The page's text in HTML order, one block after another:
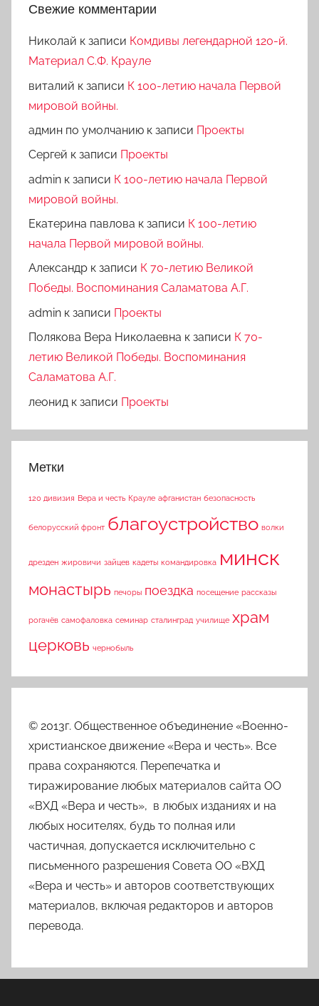
Свежие комментарии
Николай к записи Комдивы легендарной 120-й.
Материал С.Ф. Крауле
виталий к записи К 100-летию начала Первой
мировой войны.
админ по умолчанию к записи Проекты
Сергей к записи Проекты
admin к записи К 100-летию начала Первой
мировой войны.
Екатерина павлова к записи К 100-летию
начала Первой мировой войны.
Александр к записи К 70-летию Великой
Победы. Воспоминания Саламатова А.Г.
admin к записи Проекты
Полякова Вера Николаевна к записи К 70-
летию Великой Победы. Воспоминания
Саламатова А.Г.
леонид к записи Проекты
Метки
120 дивизия Вера и честь Крауле афганистан безопасность
белорусский фронт благоустройство волки
дрезден жировичи зайцев кадеты командировка минск
монастырь печоры поездка посещение рассказы
рогачёв самофаловка семинар сталинград училище храм
церковь чернобыль
© 2013г. Общественное объединение «Военно-
христианское движение «Вера и честь». Все
права сохраняются. Перепечатка и
тиражирование любых материалов сайта ОО
«ВХД «Вера и честь», в любых изданиях и на
любых носителях, будь то полная или
частичная, допускается исключительно с
письменного разрешения Совета ОО «ВХД
«Вера и честь» и авторов соответствующих
материалов, включая редакторов и авторов
перевода.